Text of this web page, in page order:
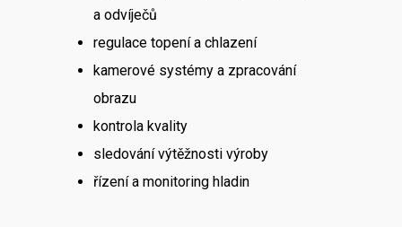
a odvíječů
regulace topení a chlazení
kamerové systémy a zpracování
obrazu
kontrola kvality
sledování výtěžnosti výroby
řízení a monitoring hladin